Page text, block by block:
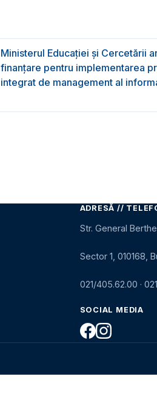
Ministerul Educației și Cercetării
finanțare pentru implementarea
integrat de management al
ADRESĂ //
Str. General
Sector 1, 010168,
021/405.62.00 ·
SOCIAL MEDIA